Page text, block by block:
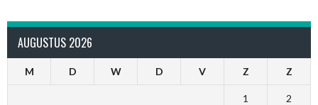
AUGUSTUS 2026
M D W D V Z Z
1 2